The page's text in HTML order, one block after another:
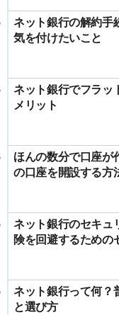
ネット銀行の解約
気を付けたいこと
ネット銀行でフラッ
メリット
ほんの数分で口座が
の口座を開設する方
ネット銀行のセキュ
険を回避するための
ネット銀行って何？
と選び方